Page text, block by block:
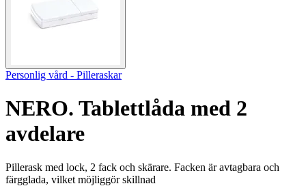
Personlig vård - Pilleraskar
NERO. Tablettlåda med 2
avdelare
Pillerask med lock, 2 fack och skärare. Facken är avtagbara och
färgglada, vilket möjliggör skillnad